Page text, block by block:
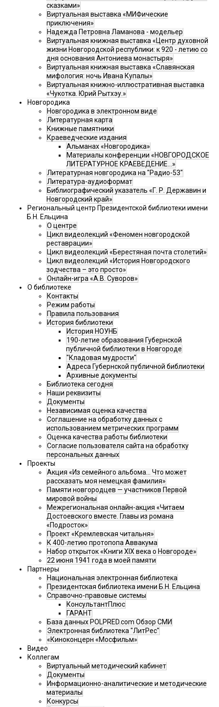
сказками»
Виртуальная выставка «МИФические
приключения»
Надежда Петровна Ламанова - модельер
Виртуальная книжная выставка «Центр духовной
жизни Новгородской республики: к 920 - летию со
дня основания Антониева монастыря»
Виртуальная книжная выставка «Славянская
мифология: ночь Ивана Купалы»
Виртуальная книжно-иллюстративная выставка
«Чукотка. Юрий Рытхэу.»
Новгородика
Новгородика в электронном виде
Литературная карта
Книжные памятники
Краеведческие издания
Альманах «Новгородика»
Материалы конференции «НОВГОРОДСКОЕ
ЛИТЕРАТУРНОЕ КРАЕВЕДЕНИЕ...»
Литературная новгородика на "Радио-53"
Литература-аудиоформат
Библиографический указатель «Г. Р. Державин и
Новгородский край»
Региональный центр Президентской библиотеки имени
Б.Н. Ельцина
О центре
Цикл видеолекций «Феномен новгородской
реставрации»
Цикл видеолекций «Берестяная почта столетий»
Цикл видеолекций «История Новгородского
зодчества – это просто»
Онлайн-игра «А.В. Суворов»
О библиотеке
Контакты
Режим работы
Правила пользования
История библиотеки
История НОУНБ
190-летие образования Губернской
публичной библиотеки в Новгороде
"Кладовая мудрости"
Адреса Губернской публичной библиотеки
Архивные документы
Библиотека сегодня
Наши реквизиты
Документы
Независимая оценка качества
Соглашение на обработку данных с
использованием метрических программ
Оценка качества работы библиотеки
Согласие пользователя сайта на обработку
персональных данных
Проекты
Акция «Из семейного альбома... Что может
рассказать моя немецкая фамилия»
Памяти новгородцев — участников Первой
мировой войны
Межрегиональная онлайн-акция «Читаем
Достоевского вместе. Главы из романа
«Подросток»
Проект «Кремлевская читальня»
К 400-летию протопопа Аввакума
Набор открыток «Книги XIX века о Новгороде»
22 июня 1941 года в моей памяти
Партнеры
Национальная электронная библиотека
Президентская библиотека имени Б.Н. Ельцина
Справочно-правовые системы
КонсультантПлюс
ГАРАНТ
База данных POLPRED.com Обзор СМИ
Электронная библиотека "ЛитРес"
«Киноконцерн «Мосфильм»
Видео
Коллегам
Виртуальный методический кабинет
Документы
Информационно-аналитические и методические
материалы
Конкурсы